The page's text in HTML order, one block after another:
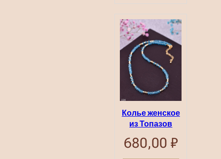
Колье женское
из Топазов
680,00₽